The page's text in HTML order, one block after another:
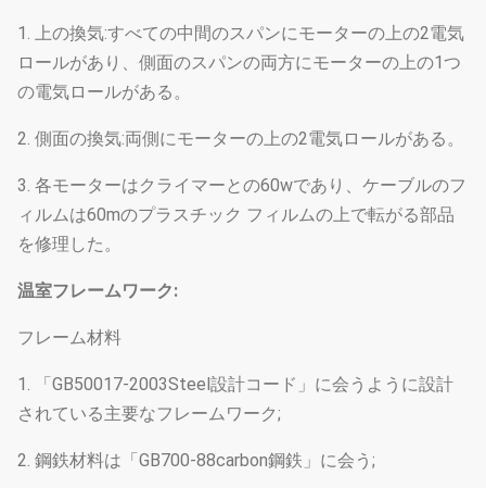
1. 上の換気:すべての中間のスパンにモーターの上の2電気
ロールがあり、側面のスパンの両方にモーターの上の1つ
の電気ロールがある。
2. 側面の換気:両側にモーターの上の2電気ロールがある。
3. 各モーターはクライマーとの60wであり、ケーブルのフ
ィルムは60mのプラスチック フィルムの上で転がる部品
を修理した。
温室フレームワーク:
フレーム材料
1. 「GB50017-2003Steel設計コード」に会うように設計
されている主要なフレームワーク;
2. 鋼鉄材料は「GB700-88carbon鋼鉄」に会う;